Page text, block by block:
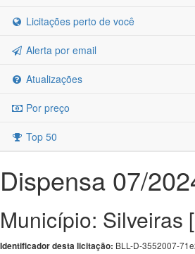
Licitações perto de você
Alerta por email
Atualizações
Por preço
Top 50
Dispensa 07/
Município: Silveiras
Identificador desta licitação: BLL-D-3552007-